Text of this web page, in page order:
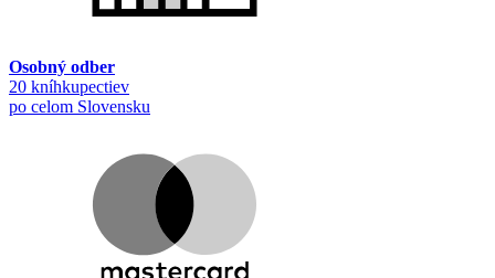
Osobný odber
20 kníhkupectiev
po celom Slovensku